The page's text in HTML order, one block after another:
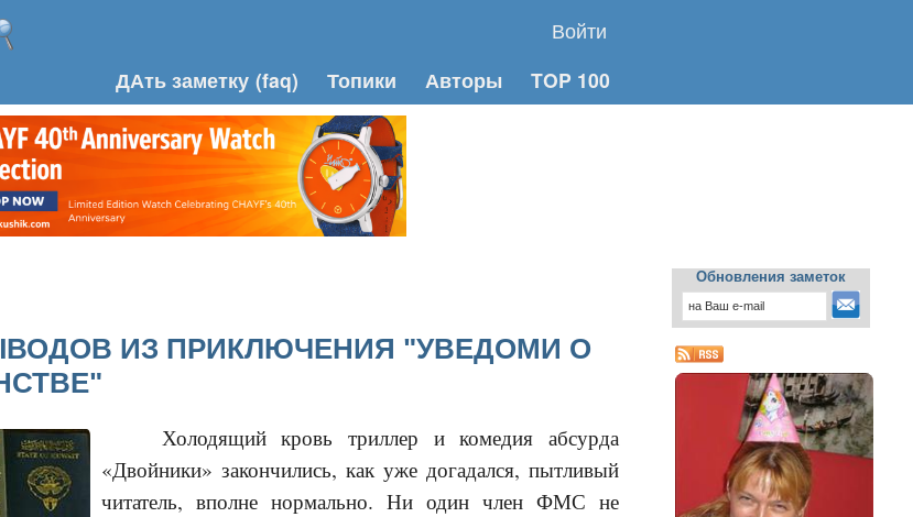
Войти
ДАть заметку (faq) Топики Авторы TOP 100
ИЗ ПРИКЛЮЧЕНИЯ "УВЕДОМИ О
Холодящий кровь триллер и комедия абсурда
«Двойники» закончились, как уже догадался, пытливый
читатель, вполне нормально. Ни один член ФМС не
Обновления заметок